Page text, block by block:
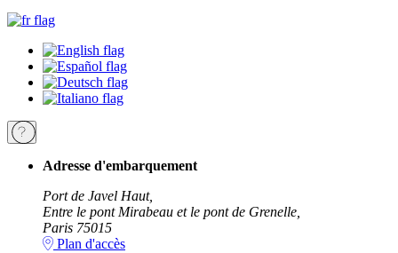
Adresse d'embarquement
Port de Javel Haut,
Entre le pont Mirabeau et le pont de Grenelle,
Paris 75015
Plan d'accès